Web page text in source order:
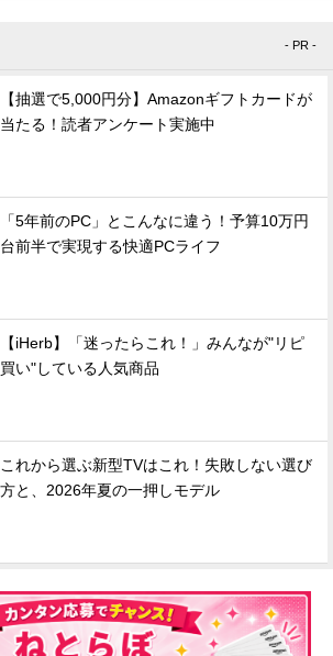
- PR -
【抽選で5,000円分】Amazonギフトカードが
当たる！読者アンケート実施中
「5年前のPC」とこんなに違う！予算10万円
台前半で実現する快適PCライフ
【iHerb】「迷ったらこれ！」みんなが"リピ
買い"している人気商品
これから選ぶ新型TVはこれ！失敗しない選び
方と、2026年夏の一押しモデル